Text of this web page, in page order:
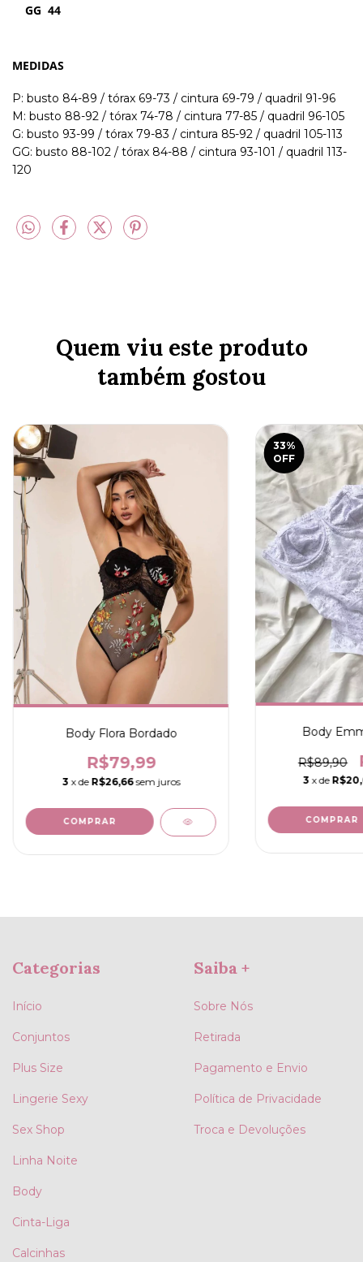
GG 44
MEDIDAS
P: busto 84-89 / tórax 69-73 / cintura 69-79 / quadril 91-96
M: busto 88-92 / tórax 74-78 / cintura 77-85 / quadril 96-105
G: busto 93-99 / tórax 79-83 / cintura 85-92 / quadril 105-113
GG: busto 88-102 / tórax 84-88 / cintura 93-101 / quadril 113-
120
Quem viu este produto
também gostou
Body Flora Bordado
R$79,99
3 x de R$26,66 sem juros
COMPRAR
33%
OFF
Body
R$89,90
3 x de
COMPRAR
Categorias
Início
Conjuntos
Plus Size
Lingerie Sexy
Sex Shop
Linha Noite
Body
Cinta-Liga
Calcinhas
Saiba +
Sobre Nós
Retirada
Pagamento e Envio
Política de Privacidade
Troca e Devoluções